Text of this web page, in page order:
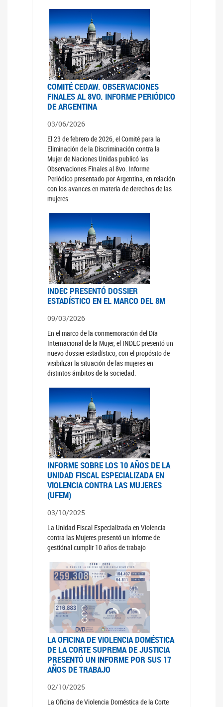
COMITÉ CEDAW. OBSERVACIONES
FINALES AL 8VO. INFORME PERIÓDICO
DE ARGENTINA
03/06/2026
El 23 de febrero de 2026, el Comité para la
Eliminación de la Discriminación contra la
Mujer de Naciones Unidas publicó las
Observaciones Finales al 8vo. Informe
Periódico presentado por Argentina, en relación
con los avances en materia de derechos de las
mujeres.
INDEC PRESENTÓ DOSSIER
ESTADÍSTICO EN EL MARCO DEL 8M
09/03/2026
En el marco de la conmemoración del Día
Internacional de la Mujer, el INDEC presentó un
nuevo dossier estadístico, con el propósito de
visibilizar la situación de las mujeres en
distintos ámbitos de la sociedad.
INFORME SOBRE LOS 10 AÑOS DE LA
UNIDAD FISCAL ESPECIALIZADA EN
VIOLENCIA CONTRA LAS MUJERES
(UFEM)
03/10/2025
La Unidad Fiscal Especializada en Violencia
contra las Mujeres presentó un informe de
gestiónal cumplir 10 años de trabajo
LA OFICINA DE VIOLENCIA DOMÉSTICA
DE LA CORTE SUPREMA DE JUSTICIA
PRESENTÓ UN INFORME POR SUS 17
AÑOS DE TRABAJO
02/10/2025
La Oficina de Violencia Doméstica de la Corte